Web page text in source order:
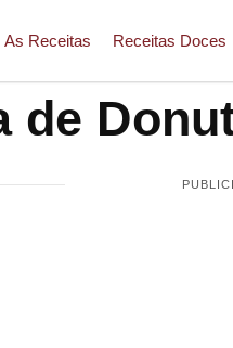
As Receitas Receitas Doces
de